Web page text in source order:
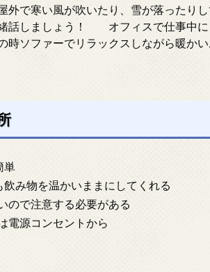
で寒い風が吹いたり、雪が落ったり
話しましょう！ オフィスで仕事中に
ソファーでリラックスしながら暖か
単
飲み物を温かいままにしてくれる
ので注意する必要がある
電源コンセントから